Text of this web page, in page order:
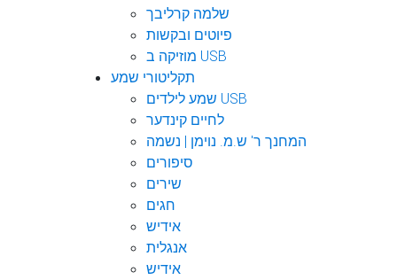
שלמה קרליבך
פיוטים ובקשות
מוזיקה ב USB
תקליטורי שמע
שמע לילדים USB
לחיים קינדער
המחנך ר' ש.מ. נוימן | נשמה
סיפורים
שירים
חגים
אידיש
אנגלית
אידיש